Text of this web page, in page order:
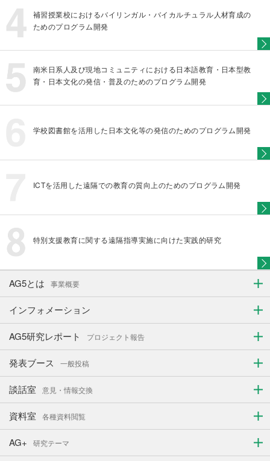
補習授業校におけるバイリンガル・バイカルチュラル人材育成の
ためのプログラム開発
南米日系人及び現地コミュニティにおける日本語教育・日本型教
育・日本文化の発信・普及のためのプログラム開発
学校図書館を活用した日本文化等の発信のためのプログラム開発
ICTを活用した遠隔での教育の質向上のためのプログラム開発
特別支援教育に関する遠隔指導実施に向けた実践的研究
AG5とは 事業概要
インフォメーション
AG5研究レポート プロジェクト報告
発表ブース 一般投稿
談話室 意見・情報交換
資料室 各種資料閲覧
AG+ 研究テーマ